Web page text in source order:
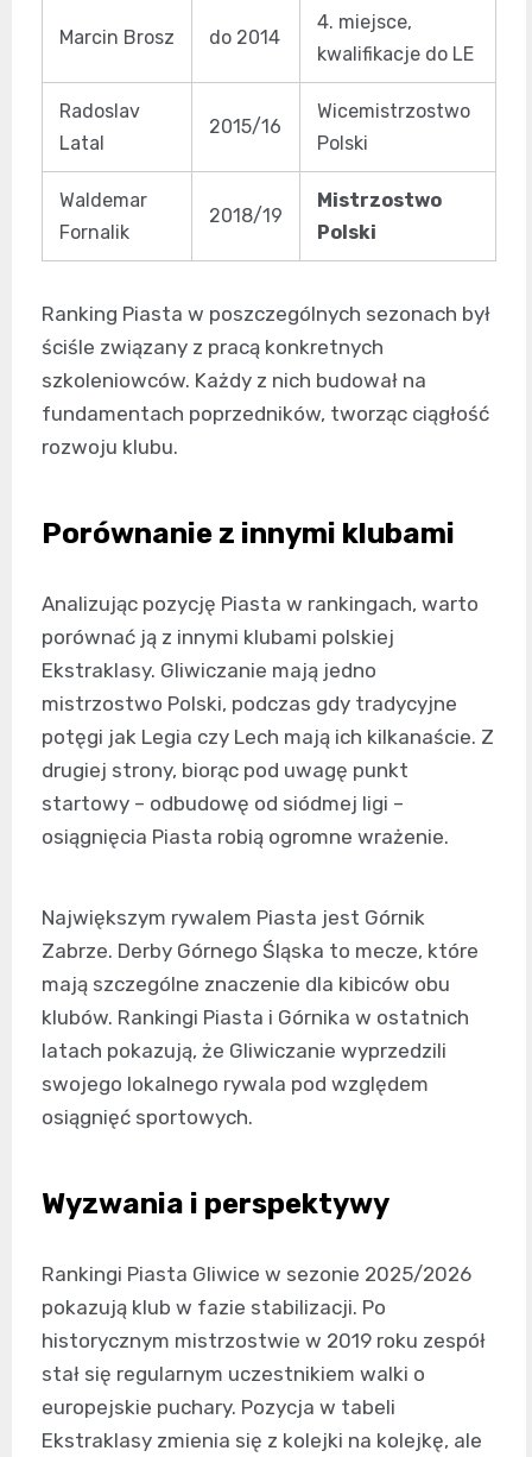
Marcin Brosz do 2014
4. miejsce,
kwalifikacje do LE
Radoslav
Latal
2015/16
Wicemistrzostwo
Polski
Waldemar
Fornalik
2018/19
Mistrzostwo
Polski
Ranking Piasta w poszczególnych sezonach był
ściśle związany z pracą konkretnych
szkoleniowców. Każdy z nich budował na
fundamentach poprzedników, tworząc ciągłość
rozwoju klubu.
Porównanie z innymi klubami
Analizując pozycję Piasta w rankingach, warto
porównać ją z innymi klubami polskiej
Ekstraklasy. Gliwiczanie mają jedno
mistrzostwo Polski, podczas gdy tradycyjne
potęgi jak Legia czy Lech mają ich kilkanaście. Z
drugiej strony, biorąc pod uwagę punkt
startowy – odbudowę od siódmej ligi –
osiągnięcia Piasta robią ogromne wrażenie.
Największym rywalem Piasta jest Górnik
Zabrze. Derby Górnego Śląska to mecze, które
mają szczególne znaczenie dla kibiców obu
klubów. Rankingi Piasta i Górnika w ostatnich
latach pokazują, że Gliwiczanie wyprzedzili
swojego lokalnego rywala pod względem
osiągnięć sportowych.
Wyzwania i perspektywy
Rankingi Piasta Gliwice w sezonie 2025/2026
pokazują klub w fazie stabilizacji. Po
historycznym mistrzostwie w 2019 roku zespół
stał się regularnym uczestnikiem walki o
europejskie puchary. Pozycja w tabeli
Ekstraklasy zmienia się z kolejki na kolejkę, ale